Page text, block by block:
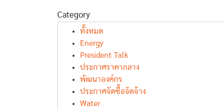
Category
ทั้งหมด
Energy
President Talk
ประกาศราคากลาง
พัฒนาองค์กร
ประกาศจัดซื้อจัดจ้าง
Water